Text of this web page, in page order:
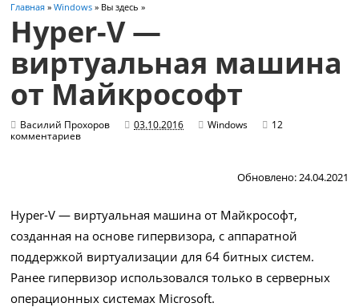
Главная »Windows » Вы здесь »
Hyper-V —
виртуальная машина
от Майкрософт
Василий Прохоров 03.10.2016 Windows
12
комментариев
Обновлено: 24.04.2021
Hyper-V — виртуальная машина от Майкрософт,
созданная на основе гипервизора, с аппаратной
поддержкой виртуализации для 64 битных систем.
Ранее гипервизор использовался только в серверных
операционных системах Microsoft.